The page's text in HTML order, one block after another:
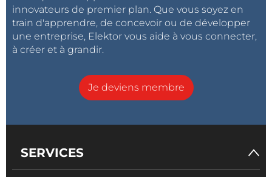
innovateurs de premier plan. Que vous soyez en
train d'apprendre, de concevoir ou de développer
une entreprise, Elektor vous aide à vous connecter,
à créer et à grandir.
Je deviens membre
SERVICES